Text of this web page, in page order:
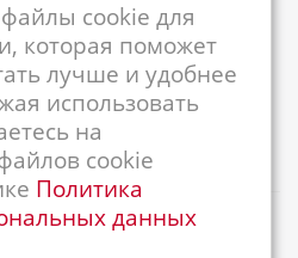
ул. Промышленная,
1/26
Центр ККМ
cookie для
которая поможет
лучше и удобнее
использовать
на
cookie
Политика
данных